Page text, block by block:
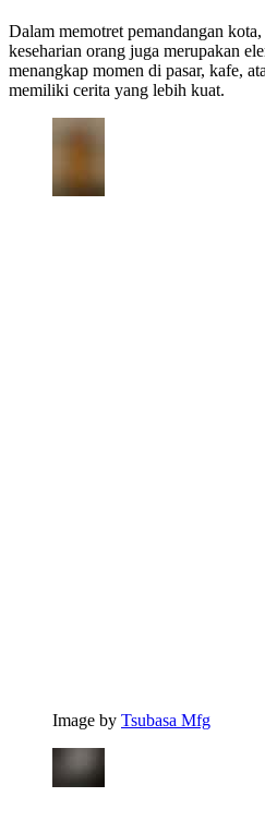
Dalam memotret pemandangan
keseharian orang juga merupakan
menangkap momen di pasar, kafe,
memiliki cerita yang lebih kuat.
Image by Tsubasa Mfg